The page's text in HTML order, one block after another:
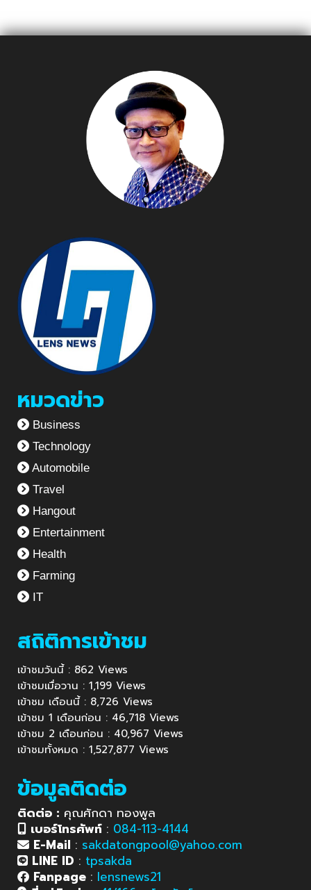
สำคัญ เชื่อมธุรกิจไทย-
หมวดข่าว
Business
Technology
Automobile
Travel
Hangout
Entertainment
Health
Farming
IT
สถิติการเข้าชม
เข้าชมวันนี้ : 862 Views
เข้าชมเมื่อวาน : 1,199 Views
เข้าชม เดือนนี้ : 8,726 Views
เข้าชม 1 เดือนก่อน : 46,718 Views
เข้าชม 2 เดือนก่อน : 40,967 Views
เข้าชมทั้งหมด : 1,527,877 Views
ข้อมูลติดต่อ
ติดต่อ : คุณศักดา ทองพูล
เบอร์โทรศัพท์ : 084-113-4144
E-Mail : sakdatongpool@yahoo.com
LINE ID : tpsakda
Fanpage : lensnews21